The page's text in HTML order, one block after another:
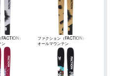
）
ン
ファクション（FACTION）
オールマウンテン